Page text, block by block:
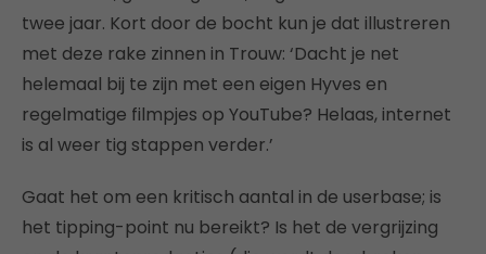
twee jaar. Kort door de bocht kun je dat illustreren
met deze rake zinnen in Trouw: ‘Dacht je net
helemaal bij te zijn met een eigen Hyves en
regelmatige filmpjes op YouTube? Helaas, internet
is al weer tig stappen verder.’
Gaat het om een kritisch aantal in de userbase; is
het tipping-point nu bereikt? Is het de vergrijzing